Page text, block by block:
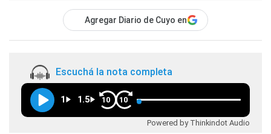
Agregar Diario de Cuyo en
Escuchá la nota completa
1 1.5 10 10
Powered by Thinkindot Audio